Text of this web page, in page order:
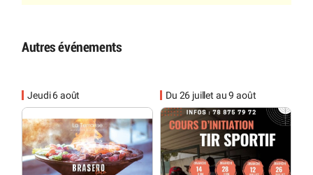
Autres événements
Jeudi 6 août Du 26 juillet au 9 août